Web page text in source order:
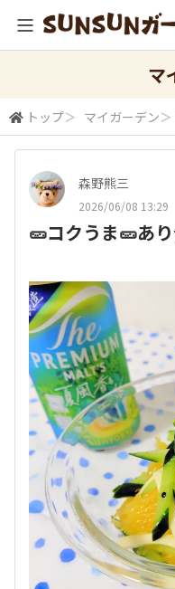
マ
トップ＞ マイガーデン＞
森野熊三
2026/06/08 13:29
🥒コクうま🥒あ